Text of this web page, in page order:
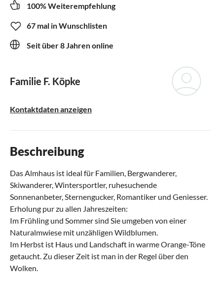
100% Weiterempfehlung
67 mal in Wunschlisten
Seit über 8 Jahren online
Familie F. Köpke
Kontaktdaten anzeigen
Beschreibung
Das Almhaus ist ideal für Familien, Bergwanderer,
Skiwanderer, Wintersportler, ruhesuchende
Sonnenanbeter, Sternengucker, Romantiker und Geniesser.
Erholung pur zu allen Jahreszeiten:
Im Frühling und Sommer sind Sie umgeben von einer
Naturalmwiese mit unzähligen Wildblumen.
Im Herbst ist Haus und Landschaft in warme Orange-Töne
getaucht. Zu dieser Zeit ist man in der Regel über den
Wolken.